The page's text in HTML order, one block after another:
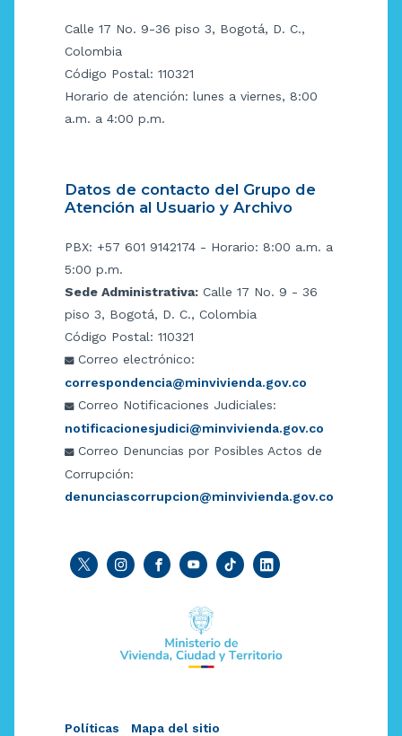
Calle 17 No. 9-36 piso 3, Bogotá, D. C.,
Colombia
Código Postal: 110321
Horario de atención: lunes a viernes, 8:00
a.m. a 4:00 p.m.
Datos de contacto del Grupo de
Atención al Usuario y Archivo
PBX: +57 601 9142174 - Horario: 8:00 a.m. a
5:00 p.m.
Sede Administrativa: Calle 17 No. 9 - 36
piso 3, Bogotá, D. C., Colombia
Código Postal: 110321
Correo electrónico:
correspondencia@minvivienda.gov.co
Correo Notificaciones Judiciales:
notificacionesjudici@minvivienda.gov.co
Correo Denuncias por Posibles Actos de
Corrupción:
denunciascorrupcion@minvivienda.gov.co
Políticas Mapa del sitio